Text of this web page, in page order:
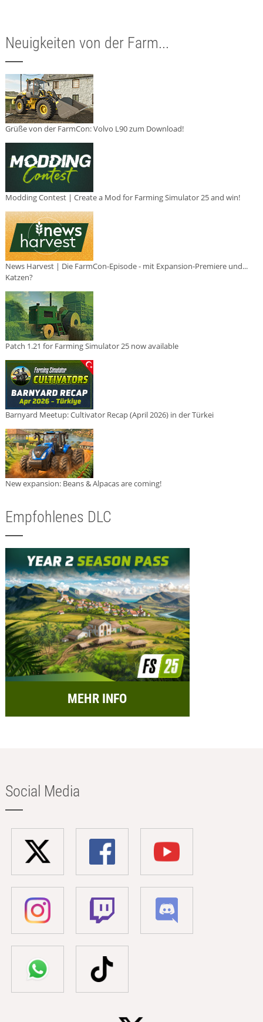
Neuigkeiten von der Farm...
Grüße von der FarmCon: Volvo L90 zum Download!
Modding Contest | Create a Mod for Farming Simulator 25 and win!
News Harvest | Die FarmCon-Episode - mit Expansion-Premiere und...
Katzen?
Patch 1.21 for Farming Simulator 25 now available
Barnyard Meetup: Cultivator Recap (April 2026) in der Türkei
New expansion: Beans & Alpacas are coming!
Empfohlenes DLC
MEHR INFO
Social Media